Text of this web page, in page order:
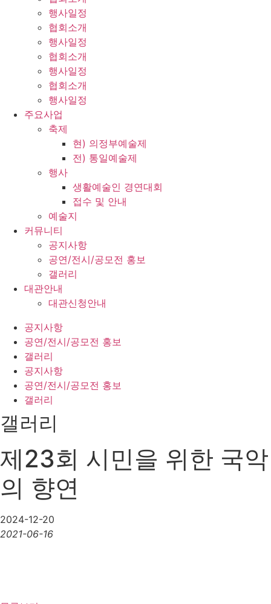
행사일정
협회소개
행사일정
협회소개
행사일정
협회소개
행사일정
주요사업
축제
현) 의정부예술제
전) 통일예술제
행사
생활예술인 경연대회
접수 및 안내
예술지
커뮤니티
공지사항
공연/전시/공모전 홍보
갤러리
대관안내
대관신청안내
공지사항
공연/전시/공모전 홍보
갤러리
공지사항
공연/전시/공모전 홍보
갤러리
갤러리
제23회 시민을 위한 국악
의 향연
2024-12-20
2021-06-16